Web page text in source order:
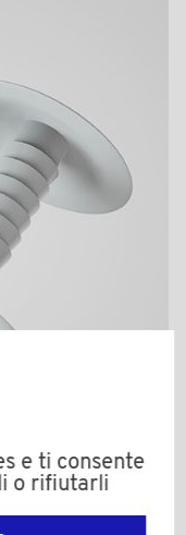
e ti consente
o rifiutarli